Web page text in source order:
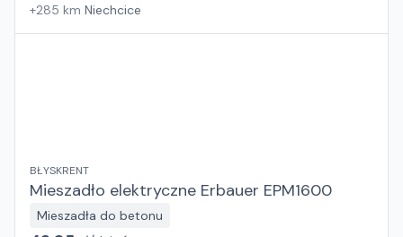
+285 km Niechcice
BŁYSKRENT
Mieszadło elektryczne Erbauer EPM1600
Mieszadła do betonu